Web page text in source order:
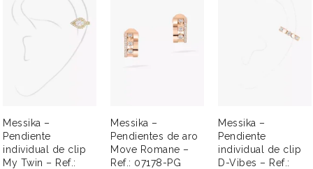
Messika –
Pendiente
individual de clip
My Twin – Ref.:
Messika –
Pendientes de aro
Move Romane –
Ref.: 07178-PG
Messika –
Pendiente
individual de clip
D-Vibes – Ref.: